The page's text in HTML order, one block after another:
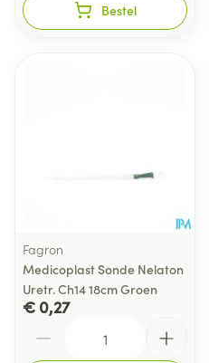
Bestel
Fagron
Medicoplast Sonde Nelaton
Uretr. Ch14 18cm Groen
€ 0,27